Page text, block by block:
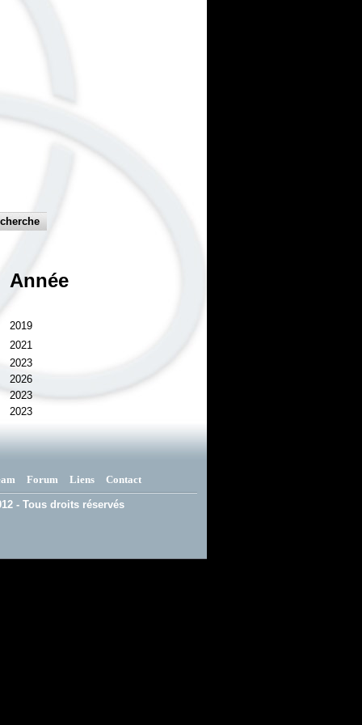
Année
2019
2021
2023
2026
2023
2023
Forum Liens Contact
- Tous droits réservés